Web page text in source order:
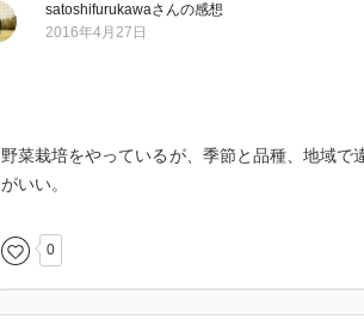
satoshifurukawaさんの感想
2016年4月27日
野菜栽培をやっているが、季節と品種、地域
がいい。
0